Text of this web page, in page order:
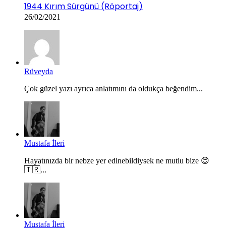
1944 Kırım Sürgünü (Röportaj)
26/02/2021
Rüveyda
Çok güzel yazı ayrıca anlatımını da oldukça beğendim...
Mustafa İleri
Hayatınızda bir nebze yer edinebildiysek ne mutlu bize 😊
🇹🇷...
Mustafa İleri